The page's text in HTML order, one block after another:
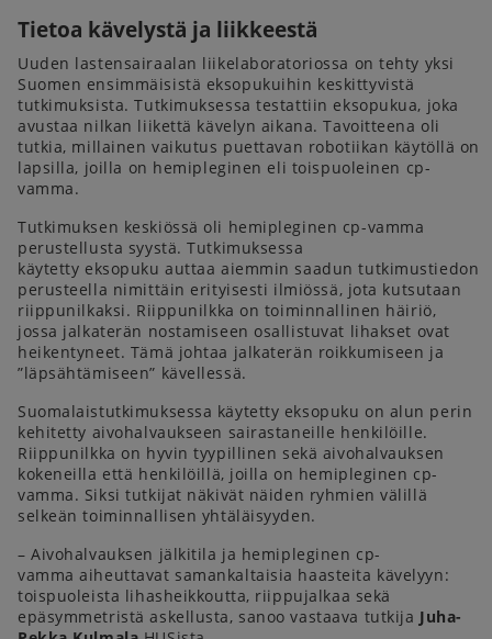
Tietoa kävelystä ja liikkeestä
Uuden lastensairaalan liikelaboratoriossa on tehty yksi
Suomen ensimmäisistä eksopukuihin keskittyvistä
tutkimuksista. Tutkimuksessa testattiin eksopukua, joka
avustaa nilkan liikettä kävelyn aikana. Tavoitteena oli
tutkia, millainen vaikutus puettavan robotiikan käytöllä on
lapsilla, joilla on hemipleginen eli toispuoleinen cp-
vamma.
Tutkimuksen keskiössä oli hemipleginen cp-vamma
perustellusta syystä. Tutkimuksessa
käytetty eksopuku auttaa aiemmin saadun tutkimustiedon
perusteella nimittäin erityisesti ilmiössä, jota kutsutaan
riippunilkaksi. Riippunilkka on toiminnallinen häiriö,
jossa jalkaterän nostamiseen osallistuvat lihakset ovat
heikentyneet. Tämä johtaa jalkaterän roikkumiseen ja
”läpsähtämiseen” kävellessä.
Suomalaistutkimuksessa käytetty eksopuku on alun perin
kehitetty aivohalvaukseen sairastaneille henkilöille.
Riippunilkka on hyvin tyypillinen sekä aivohalvauksen
kokeneilla että henkilöillä, joilla on hemipleginen cp-
vamma. Siksi tutkijat näkivät näiden ryhmien välillä
selkeän toiminnallisen yhtäläisyyden.
– Aivohalvauksen jälkitila ja hemipleginen cp-
vamma aiheuttavat samankaltaisia haasteita kävelyyn:
toispuoleista lihasheikkoutta, riippujalkaa sekä
epäsymmetristä askellusta, sanoo vastaava tutkija Juha-